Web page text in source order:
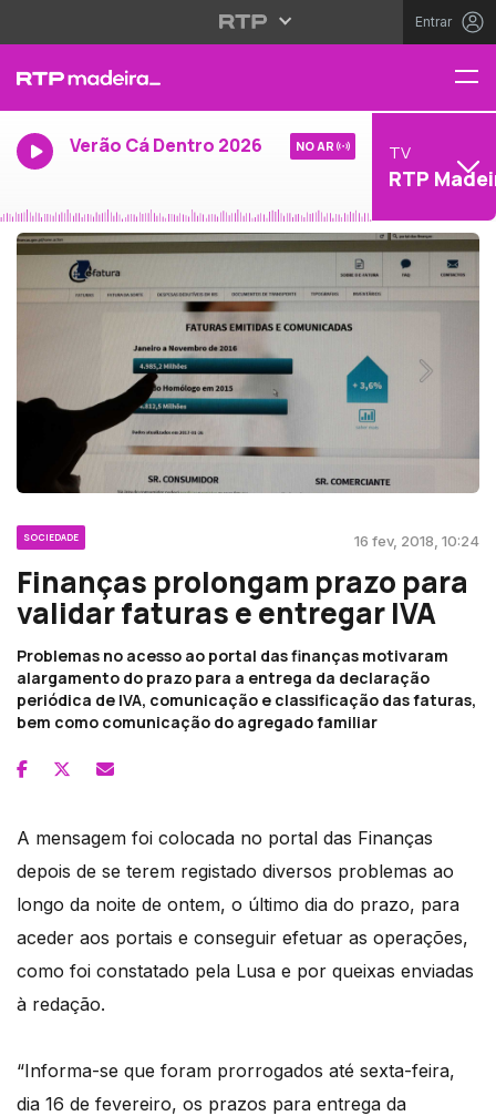
Entrar
Verão Cá Dentro 2026 NO AR TV
RTP
SOCIEDADE 16 fev, 2018, 10:24
Finanças prolongam prazo para
validar faturas e entregar IVA
Problemas no acesso ao portal das finanças motivaram
alargamento do prazo para a entrega da declaração
periódica de IVA, comunicação e classificação das faturas,
bem como comunicação do agregado familiar
A mensagem foi colocada no portal das Finanças
depois de se terem registado diversos problemas ao
longo da noite de ontem, o último dia do prazo, para
aceder aos portais e conseguir efetuar as operações,
como foi constatado pela Lusa e por queixas enviadas
à redação.
“Informa-se que foram prorrogados até sexta-feira,
dia 16 de fevereiro, os prazos para entrega da